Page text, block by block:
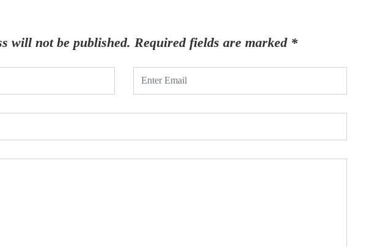
will not be published. Required fields are marked *